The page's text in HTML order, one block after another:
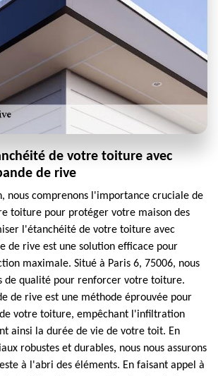
de votre toiture avec
de rive
nous comprenons l'importance cruciale de
toiture pour protéger votre maison des
l'étanchéité de votre toiture avec
de rive est une solution efficace pour
maximale. Situé à Paris 6, 75006, nous
de qualité pour renforcer votre toiture.
de rive est une méthode éprouvée pour
votre toiture, empêchant l'infiltration
ainsi la durée de vie de votre toit. En
robustes et durables, nous nous assurons
à l'abri des éléments. En faisant appel à